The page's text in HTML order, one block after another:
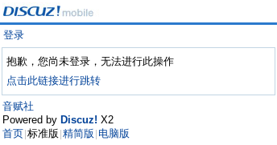
登录
抱歉，您尚未登录，无法进行此操作
点击此链接进行跳转
音赋社
Powered by Discuz! X2
首页 标准版 精简版 电脑版